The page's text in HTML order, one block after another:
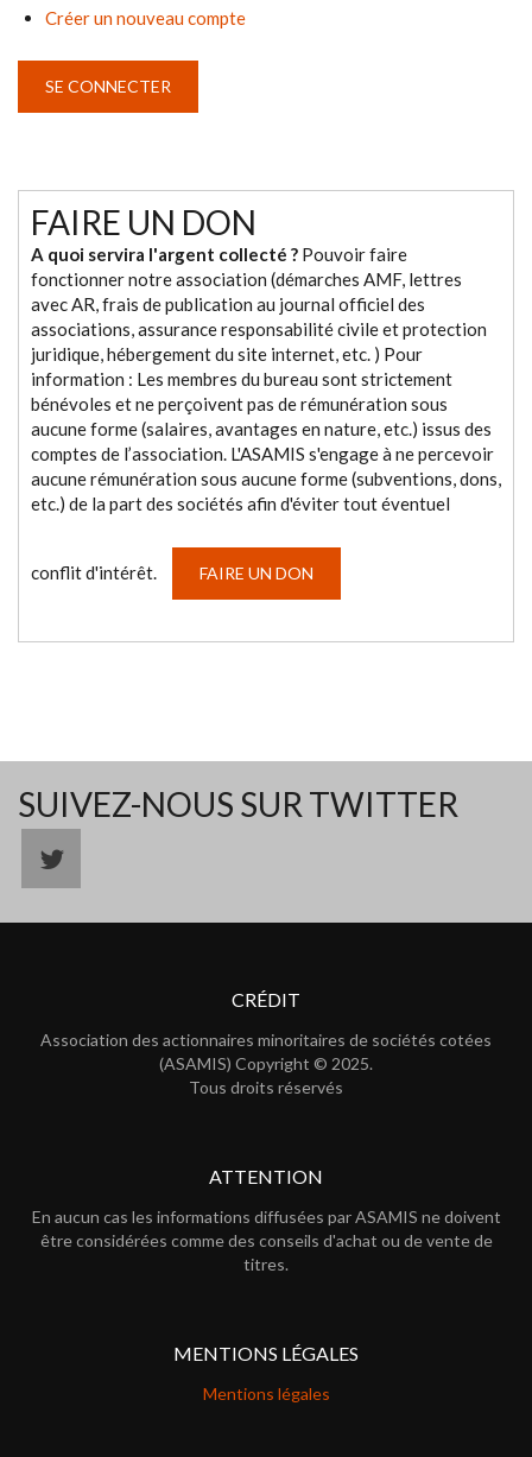
Créer un nouveau compte
FAIRE UN DON
A quoi servira l'argent collecté ? Pouvoir faire
fonctionner notre association (démarches AMF, lettres
avec AR, frais de publication au journal officiel des
associations, assurance responsabilité civile et protection
juridique, hébergement du site internet, etc. ) Pour
information : Les membres du bureau sont strictement
bénévoles et ne perçoivent pas de rémunération sous
aucune forme (salaires, avantages en nature, etc.) issus des
comptes de l’association. L'ASAMIS s'engage à ne percevoir
aucune rémunération sous aucune forme (subventions, dons,
etc.) de la part des sociétés afin d'éviter tout éventuel
conflit d'intérêt. FAIRE UN DON
SUIVEZ-NOUS SUR TWITTER
CRÉDIT
Association des actionnaires minoritaires de sociétés cotées
(ASAMIS) Copyright © 2025.
Tous droits réservés
ATTENTION
En aucun cas les informations diffusées par ASAMIS ne doivent
être considérées comme des conseils d'achat ou de vente de
titres.
MENTIONS LÉGALES
Mentions légales